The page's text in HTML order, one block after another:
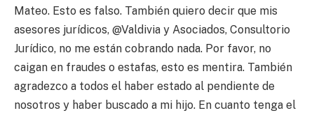
Mateo. Esto es falso. También quiero decir que mis
asesores jurídicos, @Valdivia y Asociados, Consultorio
Jurídico, no me están cobrando nada. Por favor, no
caigan en fraudes o estafas, esto es mentira. También
agradezco a todos el haber estado al pendiente de
nosotros y haber buscado a mi hijo. En cuanto tenga el